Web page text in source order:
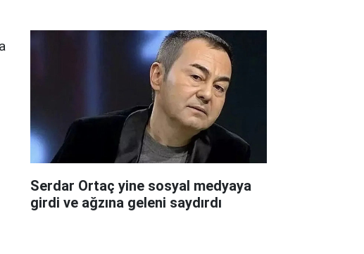
Serdar Ortaç yine sosyal medyaya
girdi ve ağzına geleni saydırdı